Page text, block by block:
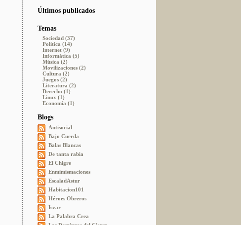
Últimos publicados
Temas
Sociedad (37)
Política (14)
Internet (9)
Informática (5)
Música (2)
Movilizaciones (2)
Cultura (2)
Juegos (2)
Literatura (2)
Derecho (1)
Linux (1)
Economía (1)
Blogs
Antisocial
Bajo Cuerda
Balas Blancas
De tanta rabia
El Chigre
Enmimismaciones
EscaladAstur
Habitacion101
Héroes Obreros
Isvar
La Palabra Crea